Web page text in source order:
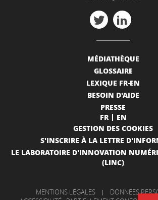
MÉDIATHÈQUE
GLOSSAIRE
LEXIQUE FR-EN
BESOIN D'AIDE
PRESSE
FR
EN
GESTION DES COOKIES
S'INSCRIRE À LA LETTRE
LE LABORATOIRE D'INNOVATION
(LINC)
MENTIONS LÉGALES | DONNÉES